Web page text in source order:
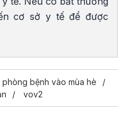
cơ sở y tế để được
phòng bệnh vào mùa hè
vov2